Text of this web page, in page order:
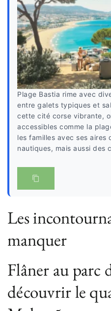
Plage Bastia rime avec
entre galets typiques et
cette cité corse vibrante,
accessibles comme la
les familles avec ses aires
nautiques, mais aussi des
Les
manquer
Flâner au parc
découvrir le